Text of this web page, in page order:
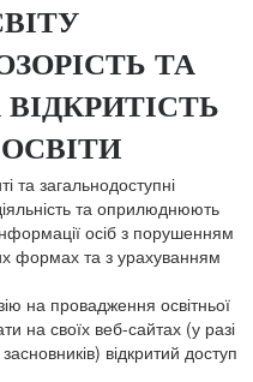
ТА
та загальнодоступні
та оприлюднюють
осіб з порушенням
формах та з урахуванням
на провадження освітньої
на своїх веб-сайтах (у разі
відкритий доступ